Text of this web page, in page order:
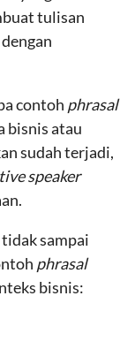
tulisan
contoh phrasal
bisnis atau
sudah terjadi,
speaker
sampai
phrasal
bisnis: